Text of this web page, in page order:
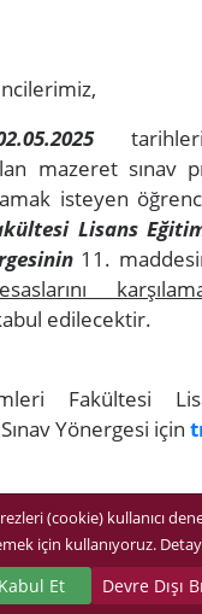
tarihleri
mazeret sınav
isteyen
Lisans
11.
edilecektir.
Fakültesi
Yönergesi için
mazeretlerini
Fakülte
tarihten
bildirmesi ve
(cookie) kullanıcı
için kullanıyoruz.
Kabul Et Devre Dışı